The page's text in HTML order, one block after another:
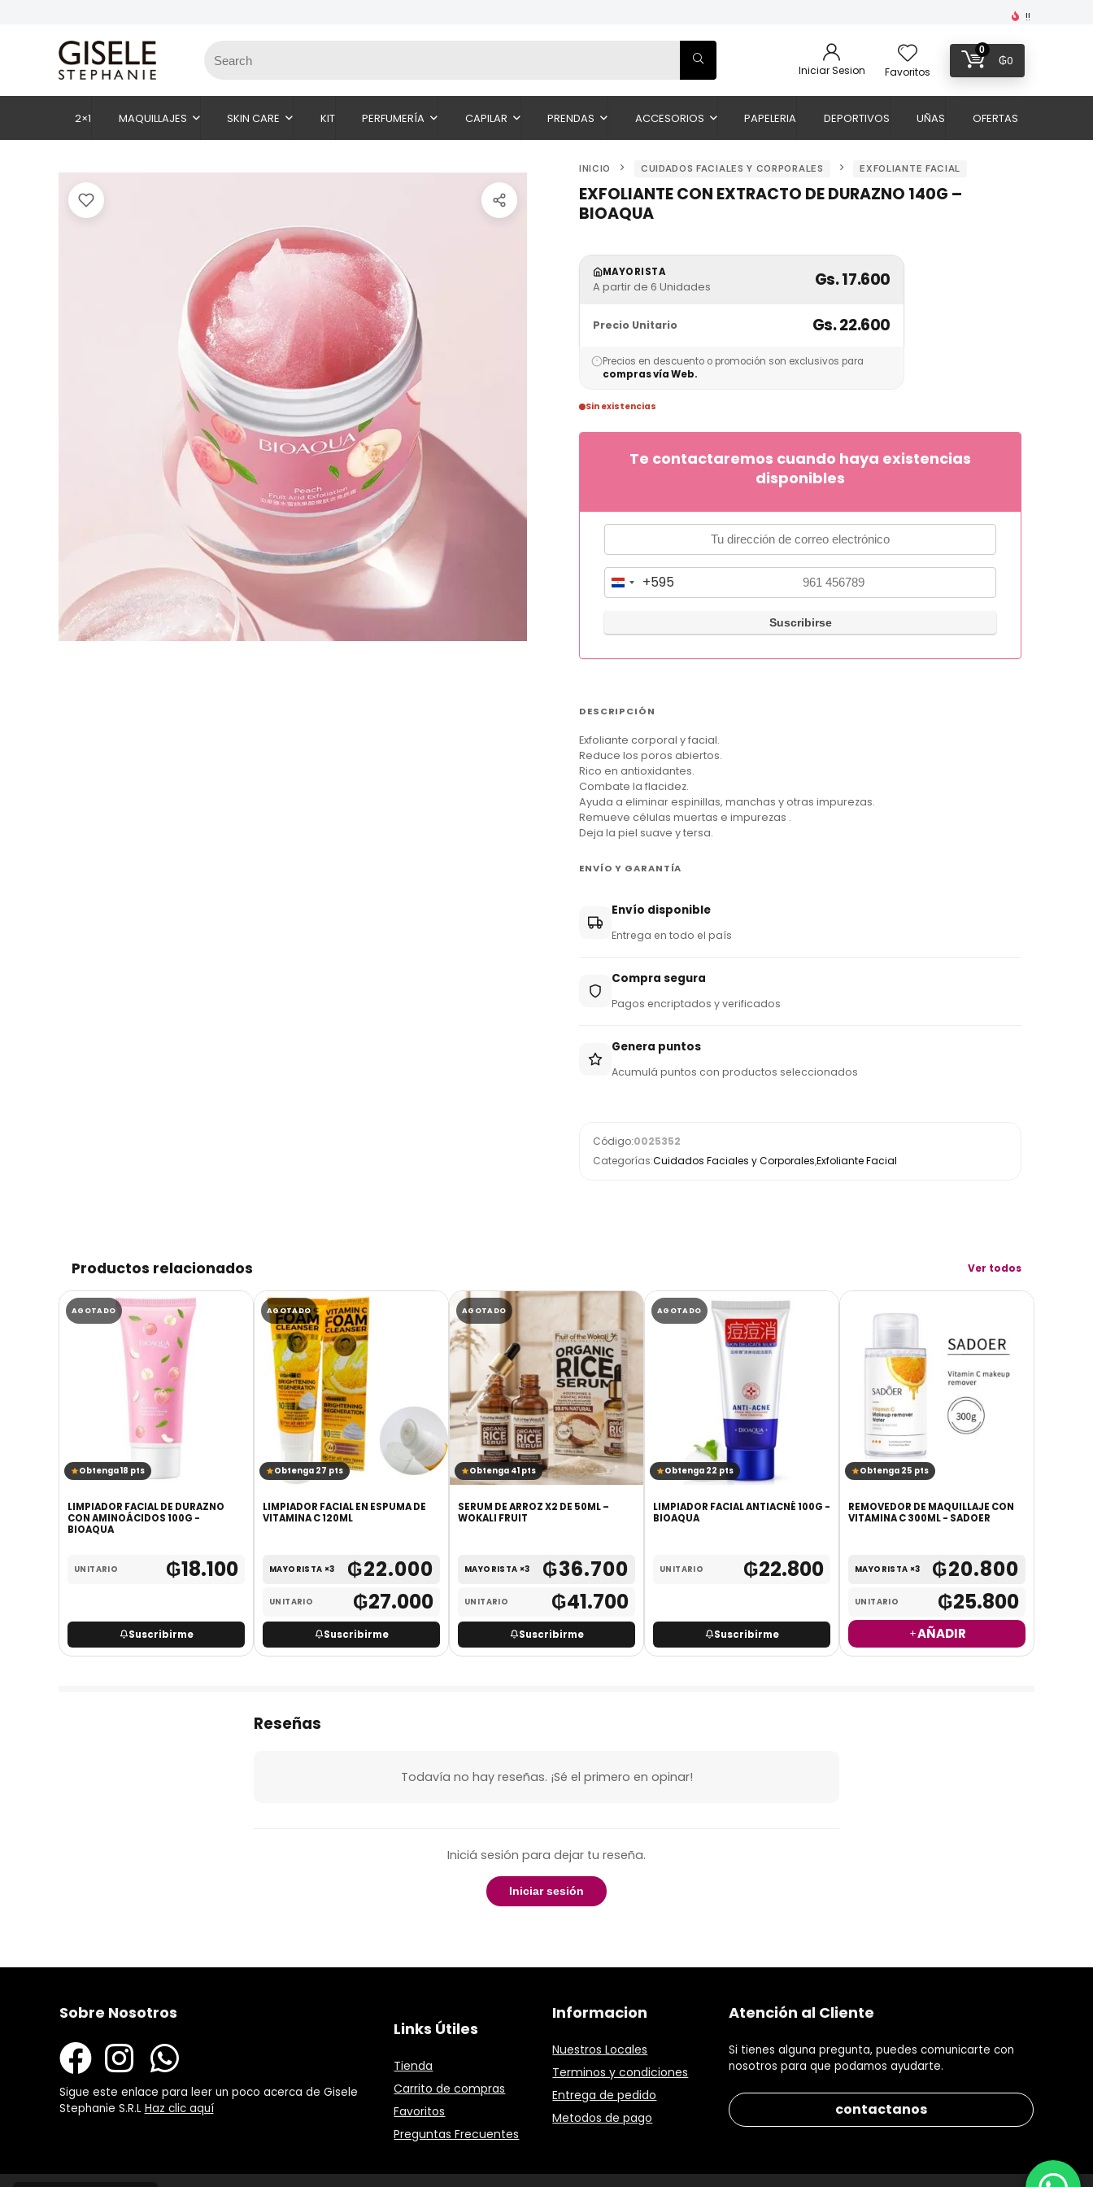
!!
Iniciar Sesion Favoritos
0
₲0
2×1 MAQUILLAJES SKIN CARE KIT PERFUMERÍA CAPILAR PRENDAS ACCESORIOS PAPELERIA DEPORTIVOS UÑAS OFERTAS
INICIO CUIDADOS FACIALES Y CORPORALES EXFOLIANTE FACIAL
EXFOLIANTE CON EXTRACTO DE DURAZNO 140G –
BIOAQUA
MAYORISTA
A partir de 6 Unidades Gs. 17.600
Precio Unitario Gs. 22.600
Precios en descuento o promoción son exclusivos para
compras vía Web.
Sin existencias
Te contactaremos cuando haya existencias
disponibles
P
r
a
y
+
5
9
5
+595
DESCRIPCIÓN
Exfoliante corporal y facial.
Reduce los poros abiertos.
Rico en antioxidantes.
Combate la flacidez.
Ayuda a eliminar espinillas, manchas y otras impurezas.
Remueve células muertas e impurezas .
Deja la piel suave y tersa.
ENVÍO Y GARANTÍA
Envío disponible
Entrega en todo el país
Compra segura
Pagos encriptados y verificados
Genera puntos
Acumulá puntos con productos seleccionados
Código:0025352
Categorías:Cuidados Faciales y Corporales,Exfoliante Facial
Productos relacionados Ver todos
AGOTADO
Obtenga 18 pts
LIMPIADOR FACIAL DE DURAZNO
CON AMINOÁCIDOS 100G -
BIOAQUA
UNITARIO ₲18.100
Suscribirme
AGOTADO
Obtenga 27 pts
LIMPIADOR FACIAL EN ESPUMA DE
VITAMINA C 120ML
MAYORISTA ×3 ₲22.000
UNITARIO ₲27.000
Suscribirme
AGOTADO
Obtenga 41 pts
SERUM DE ARROZ X2 DE 50ML –
WOKALI FRUIT
MAYORISTA ×3 ₲36.700
UNITARIO ₲41.700
Suscribirme
AGOTADO
Obtenga 22 pts
LIMPIADOR FACIAL ANTIACNÉ 100G -
BIOAQUA
UNITARIO ₲22.800
Suscribirme
Obtenga 25 pts
REMOVEDOR DE MAQUILLAJE CON
VITAMINA C 300ML - SADOER
MAYORISTA ×3 ₲20.800
UNITARIO ₲25.800
AÑADIR
Reseñas
Todavía no hay reseñas. ¡Sé el primero en opinar!
Iniciá sesión para dejar tu reseña.
Iniciar sesión
Sobre Nosotros
Sigue este enlace para leer un poco acerca de Gisele
Stephanie S.R.L Haz clic aquí
Links Útiles
Tienda
Carrito de compras
Favoritos
Preguntas Frecuentes
Informacion
Nuestros Locales
Terminos y condiciones
Entrega de pedido
Metodos de pago
Atención al Cliente
Si tienes alguna pregunta, puedes comunicarte con
nosotros para que podamos ayudarte.
contactanos